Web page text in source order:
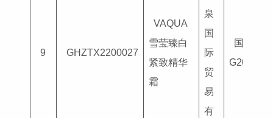
9 GHZTX2200027
VAQUA
雪莹臻白
紧致精华
霜
泉
国
际
贸
易
有
国妆特字